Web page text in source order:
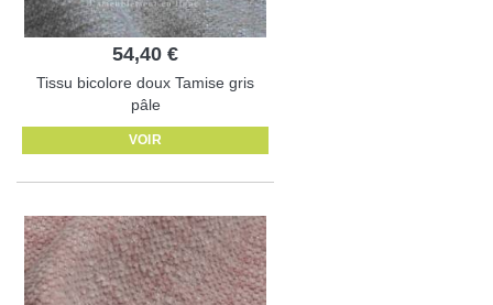
54,40 €
Tissu bicolore doux Tamise gris
pâle
VOIR